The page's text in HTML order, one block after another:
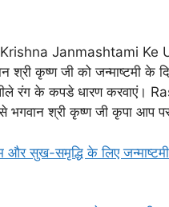
Janmashtami Ke
श्री कृष्ण जी को जन्माष्टमी
पीले रंग के कपडे धारण करवाएं।
श्री कृष्ण जी कृपा आप पर
सुख-समृद्धि के लिए